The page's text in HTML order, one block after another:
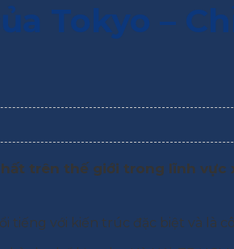
Tokyo –
trên thế giới trong lĩnh vực
tiếng với kiến trúc đặc biệt và là